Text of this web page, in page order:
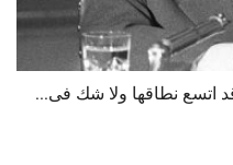
اتسع نطاقها ولا شك فى...